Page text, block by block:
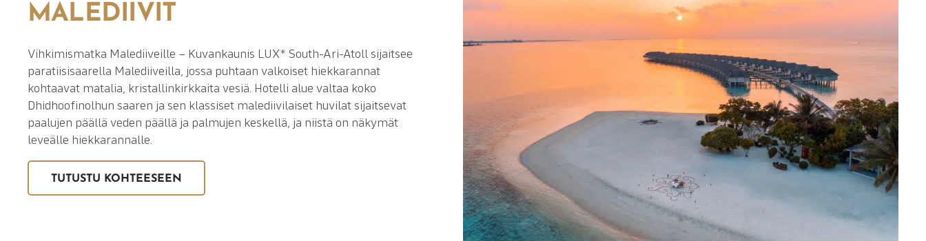
MALEDIIVIT
Vihkimismatka Malediiveille – Kuvankaunis LUX* South-Ari-Atoll sijaitsee
paratiisisaarella Malediiveilla, jossa puhtaan valkoiset hiekkarannat
kohtaavat matalia, kristallinkirkkaita vesiä. Hotelli alue valtaa koko
Dhidhoofinolhun saaren ja sen klassiset malediivilaiset huvilat sijaitsevat
paalujen päällä veden päällä ja palmujen keskellä, ja niistä on näkymät
leveälle hiekkarannalle.
TUTUSTU KOHTEESEEN